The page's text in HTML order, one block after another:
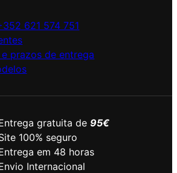
621 574 751
prazos de entrega
gratuita de 95€
100% seguro
em 48 horas
Internacional